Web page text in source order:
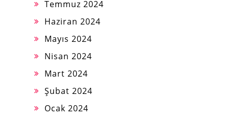
Temmuz 2024
Haziran 2024
Mayıs 2024
Nisan 2024
Mart 2024
Şubat 2024
Ocak 2024